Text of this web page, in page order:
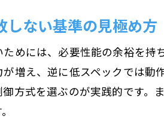
各種モ
モー
用途
極数によ
しない基準の見極め方
めには、必要性能の余裕を
増え、逆に低スペックでは動
方式を選ぶのが実践的です